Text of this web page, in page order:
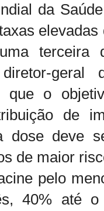
da
geral
que o
de
dose deve
de maior
pelo
40% até